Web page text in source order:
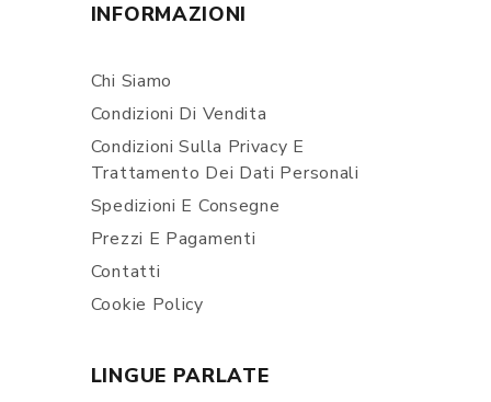
INFORMAZIONI
Chi Siamo
Condizioni Di Vendita
Condizioni Sulla Privacy E
Trattamento Dei Dati Personali
Spedizioni E Consegne
Prezzi E Pagamenti
Contatti
Cookie Policy
LINGUE PARLATE